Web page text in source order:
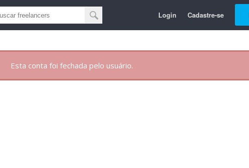
Login Cadastre-se
Esta conta foi fechada pelo usuário.